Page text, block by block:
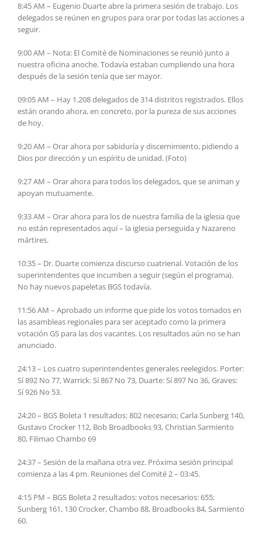
8:45 AM – Eugenio Duarte abre la primera sesión de trabajo. Los
delegados se reúnen en grupos para orar por todas las acciones a
seguir.
9:00 AM – Nota: El Comité de Nominaciones se reunió junto a
nuestra oficina anoche. Todavía estaban cumpliendo una hora
después de la sesión tenía que ser mayor.
09:05 AM – Hay 1.208 delegados de 314 distritos registrados. Ellos
están orando ahora, en concreto, por la pureza de sus acciones
de hoy.
9:20 AM – Orar ahora por sabiduría y discernimiento, pidiendo a
Dios por dirección y un espíritu de unidad. (Foto)
9:27 AM – Orar ahora para todos los delegados, que se animan y
apoyan mutuamente.
9:33 AM – Orar ahora para los de nuestra familia de la iglesia que
no están representados aquí – la iglesia perseguida y Nazareno
mártires.
10:35 – Dr. Duarte comienza discurso cuatrienal. Votación de los
superintendentes que incumben a seguir (según el programa).
No hay nuevos papeletas BGS todavía.
11:56 AM – Aprobado un informe que pide los votos tomados en
las asambleas regionales para ser aceptado como la primera
votación GS para las dos vacantes. Los resultados aún no se han
anunciado.
24:13 – Los cuatro superintendentes generales reelegidos. Porter:
Sí 892 No 77, Warrick: Sí 867 No 73, Duarte: Sí 897 No 36, Graves:
Sí 926 No 53.
24:20 – BGS Boleta 1 resultados: 802 necesario; Carla Sunberg 140,
Gustavo Crocker 112, Bob Broadbooks 93, Christian Sarmiento
80, Filimao Chambo 69
24:37 – Sesión de la mañana otra vez. Próxima sesión principal
comienza a las 4 pm. Reuniones del Comité 2 – 03:45.
4:15 PM – BGS Boleta 2 resultados: votos necesarios: 655;
Sunberg 161, 130 Crocker, Chambo 88, Broadbooks 84, Sarmiento
60.